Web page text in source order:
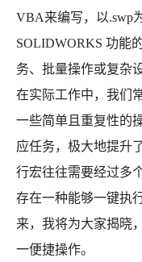
VBA来编写，以.swp
SOLIDWORKS 功能
务、批量操作或复杂
在实际工作中，我们
一些简单且重复性的
应任务，极大地提升
行宏往往需要经过多
存在一种能够一键执
来，我将为大家揭晓
一便捷操作。